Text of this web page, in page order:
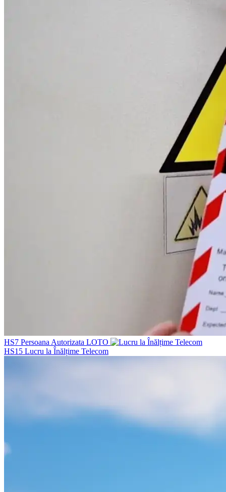
HS7 Persoana Autorizata LOTO
HS15 Lucru la Înălțime Telecom